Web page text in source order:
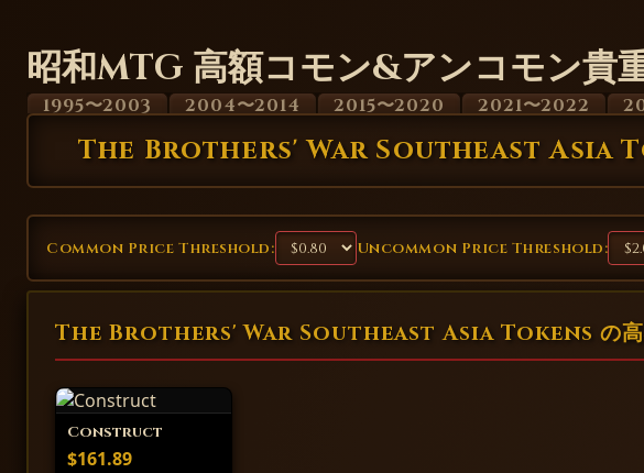
昭和MTG 高額コモン&アンコモン貴
1995〜2003 2004〜2014 2015〜2020 2021〜2022
The Brothers' War Southeast Asia
Common Price Threshold: Uncommon Price Threshold:
The Brothers' War Southeast Asia Tokens の高
Construct
$161.89